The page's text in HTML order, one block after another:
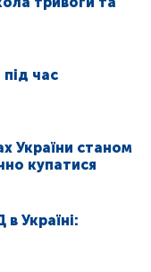
час
України станом
купатися
Україні: